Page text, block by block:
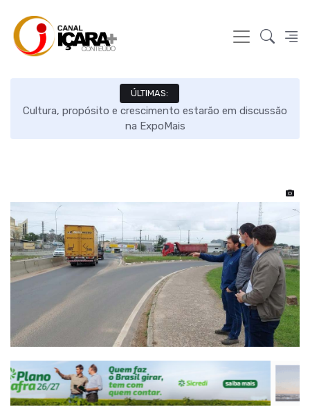
ÚLTIMAS:
Cultura, propósito e crescimento estarão em discussão
na ExpoMais